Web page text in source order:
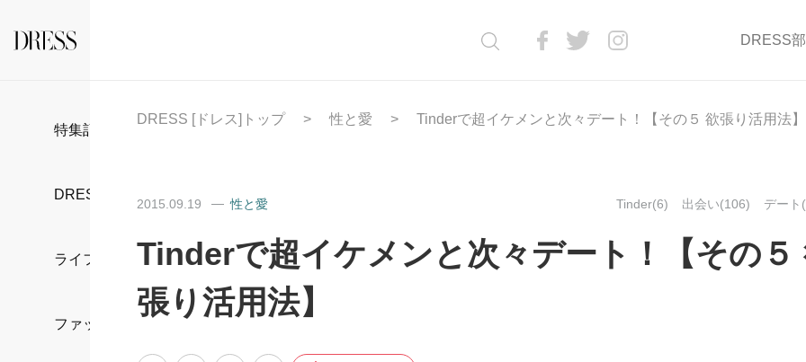
DRESS
特集記事
DRESS部活
ライフスタイル
ファッション
DRESS [ドレス]トップ 性と愛 Tinderで超イケメンと次々デート！【その５ 欲張り活用法】
2015.09.19 性と愛 Tinder(6) 出会い(106) デート
Tinderで超イケメンと次々デート！【その５
張り活用法】